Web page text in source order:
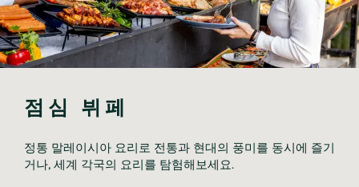
점심 뷔페
정통 말레이시아 요리로 전통과 현대의 풍미를 동시에 즐기
거나, 세계 각국의 요리를 탐험해보세요.